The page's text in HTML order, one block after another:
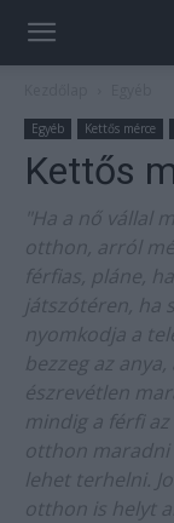
Egyéb Kettős mérce
Kettős
"Ha a nő vállal
otthon, arról
férfias, pláne,
játszótéren, ha
nyomkodja a
bezzeg az
észrevétlen
mindig a férfi
otthon maradni
lehet terhelni.
otthon is helyt